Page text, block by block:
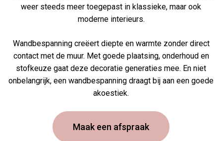
weer steeds meer toegepast in klassieke, maar ook
moderne interieurs.
Wandbespanning creëert diepte en warmte zonder direct
contact met de muur. Met goede plaatsing, onderhoud en
stofkeuze gaat deze decoratie generaties mee. En niet
onbelangrijk, een wandbespanning draagt bij aan een goede
akoestiek.
Maak een afspraak